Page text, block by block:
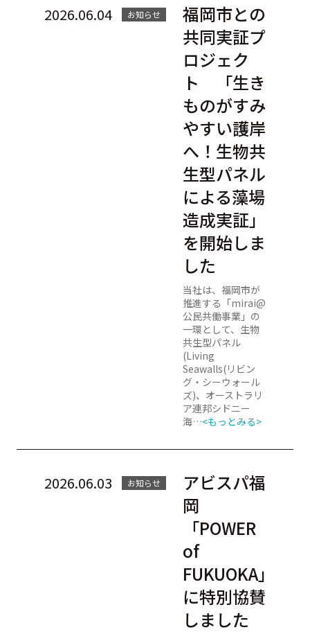
2026.06.04 お知らせ
福岡市との
共同実証プ
ロジェク
ト 「生き
ものがすみ
やすい護岸
へ！生物共
生型パネル
による藻場
造成実証」
を開始しま
した
当社は、福岡市が
推進する「mirai@
公民共働事業」の
一環として、生物
共生型パネル
(Living
Seawalls(リビン
グ・シーウォール
ズ)、オーストラリ
ア連邦シドニー
海…<もっとみる>
2026.06.03 お知らせ
アビスパ福
岡
「POWER
of
FUKUOKA」
に特別協賛
しました